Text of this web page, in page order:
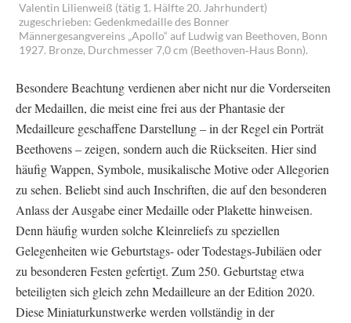
Valentin Lilienweiß (tätig 1. Hälfte 20. Jahrhundert)
zugeschrieben: Gedenkmedaille des Bonner
Männergesangvereins „Apollo“ auf Ludwig van Beethoven, Bonn
1927. Bronze, Durchmesser 7,0 cm (Beethoven‐Haus Bonn).
Besondere Beachtung verdienen aber nicht nur die Vorderseiten
der Medaillen, die meist eine frei aus der Phantasie der
Medailleure geschaffene Darstellung – in der Regel ein Porträt
Beethovens – zeigen, sondern auch die Rückseiten. Hier sind
häufig Wappen, Symbole, musikalische Motive oder Allegorien
zu sehen. Beliebt sind auch Inschriften, die auf den besonderen
Anlass der Ausgabe einer Medaille oder Plakette hinweisen.
Denn häufig wurden solche Kleinreliefs zu speziellen
Gelegenheiten wie Geburtstags- oder Todestags-Jubiläen oder
zu besonderen Festen gefertigt. Zum 250. Geburtstag etwa
beteiligten sich gleich zehn Medailleure an der Edition 2020.
Diese Miniaturkunstwerke werden vollständig in der